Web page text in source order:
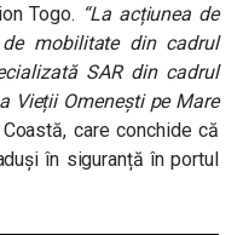
Togo. “La acțiunea de
mobilitate din cadrul
SAR din cadrul
Vieții Omenești pe Mare
care conchide că
în siguranță în portul